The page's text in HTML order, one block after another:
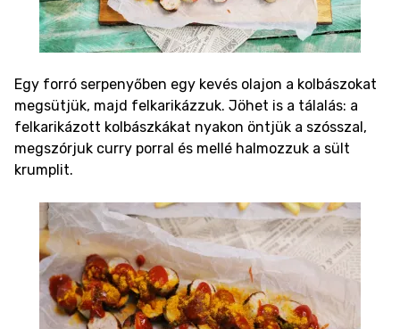
Egy forró serpenyőben egy kevés olajon a kolbászokat
megsütjük, majd felkarikázzuk. Jöhet is a tálalás: a
felkarikázott kolbászkákat nyakon öntjük a szósszal,
megszórjuk curry porral és mellé halmozzuk a sült
krumplit.